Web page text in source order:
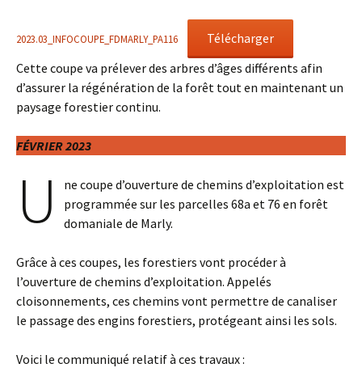
2023.03_INFOCOUPE_FDMARLY_PA116
Télécharger
Cette coupe va prélever des arbres d’âges différents afin
d’assurer la régénération de la forêt tout en maintenant un
paysage forestier continu.
FÉVRIER 2023
U
ne coupe d’ouverture de chemins d’exploitation est
programmée sur les parcelles 68a et 76 en forêt
domaniale de Marly.
Grâce à ces coupes, les forestiers vont procéder à
l’ouverture de chemins d’exploitation. Appelés
cloisonnements, ces chemins vont permettre de canaliser
le passage des engins forestiers, protégeant ainsi les sols.
Voici le communiqué relatif à ces travaux :